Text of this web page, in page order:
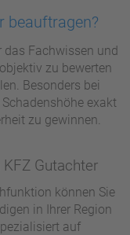
beauftragen?
das Fachwissen und
zu bewerten
Besonders bei
exakt
zu gewinnen.
Gutachter
können Sie
in Ihrer Region
auf